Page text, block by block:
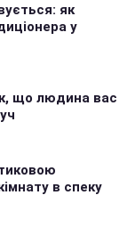
як
у
що людина вас
в спеку